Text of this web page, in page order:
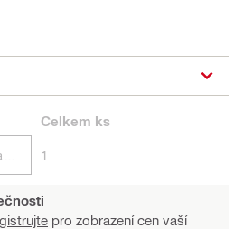
Celkem ks
1
pro zobrazení cen vaší